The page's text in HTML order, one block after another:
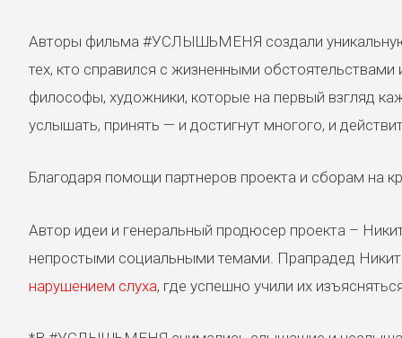
Авторы фильма #УСЛЫШЬМЕНЯ создали уникальную
тех, кто справился с жизненными
философы, художники, которые на первый взгляд
услышать, принять — и достигнут многого, и
Благодаря помощи партнеров проекта и сборам на
Автор идеи и генеральный продюсер проекта –
непростыми социальными темами. Прапрадед
нарушением слуха, где успешно учили их